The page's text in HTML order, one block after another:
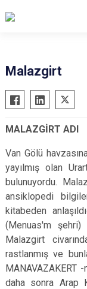
Bulanık
Hasköy
Korkut
Malazgirt
Varto
Malazgirt
MALAZGİRT ADI
Van Gölü
yayılmış olan
bulunuyordu.
ansiklopedi
kitabeden
(Menuas'm
Malazgirt
rastlanmış ve
MANAVAZAKERT
daha sonra Arap